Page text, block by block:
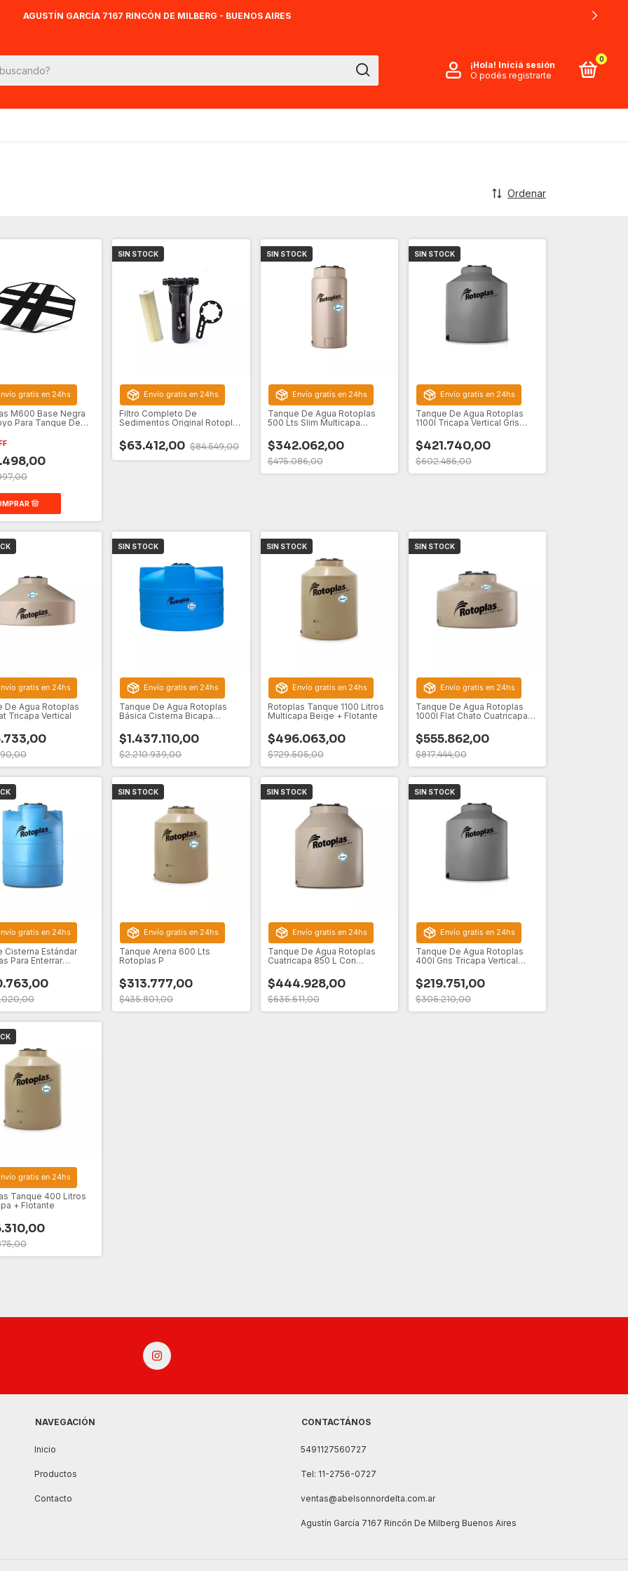
AGUSTÍN GARCÍA 7167 RINCÓN DE MILBERG - BUENOS AIRES
¡Hola! Iniciá sesión
O podés registrarte
0
Ordenar
gratis en 24hs
M600 Base Negra
Para Tanque De
SIN STOCK
Envío gratis en 24hs
Filtro Completo De
Sedimentos Original Rotoplas
$63.412,00 $84.549,00
SIN STOCK
Envío gratis en 24hs
Tanque De Agua Rotoplas
500 Lts Slim Multicapa
$342.062,00
$475.086,00
SIN STOCK
Envío gratis en 24hs
Tanque De Agua Rotoplas
1100l Tricapa Vertical Gris
$421.740,00
$602.486,00
gratis en 24hs
De Agua Rotoplas
Tricapa Vertical
SIN STOCK
Envío gratis en 24hs
Tanque De Agua Rotoplas
Básica Cisterna Bicapa
$1.437.110,00
$2.210.939,00
SIN STOCK
Envío gratis en 24hs
Rotoplas Tanque 1100 Litros
Multicapa Beige + Flotante
$496.063,00
$729.505,00
SIN STOCK
Envío gratis en 24hs
Tanque De Agua Rotoplas
1000l Flat Chato Cuatricapa
$555.862,00
$817.444,00
gratis en 24hs
Cisterna Estándar
Para Enterrar
SIN STOCK
Envío gratis en 24hs
Tanque Arena 600 Lts
Rotoplas P
$313.777,00
$435.801,00
SIN STOCK
Envío gratis en 24hs
Tanque De Agua Rotoplas
Cuatricapa 850 L Con
$444.928,00
$635.611,00
SIN STOCK
Envío gratis en 24hs
Tanque De Agua Rotoplas
400l Gris Tricapa Vertical
Capa Antibacterial
$219.751,00
$305.210,00
gratis en 24hs
Tanque 400 Litros
+ Flotante
NAVEGACIÓN
Inicio
Productos
Contacto
CONTACTÁNOS
5491127560727
Tel: 11-2756-0727
ventas@abelsonnordelta.com.ar
Agustín García 7167 Rincón De Milberg Buenos Aires